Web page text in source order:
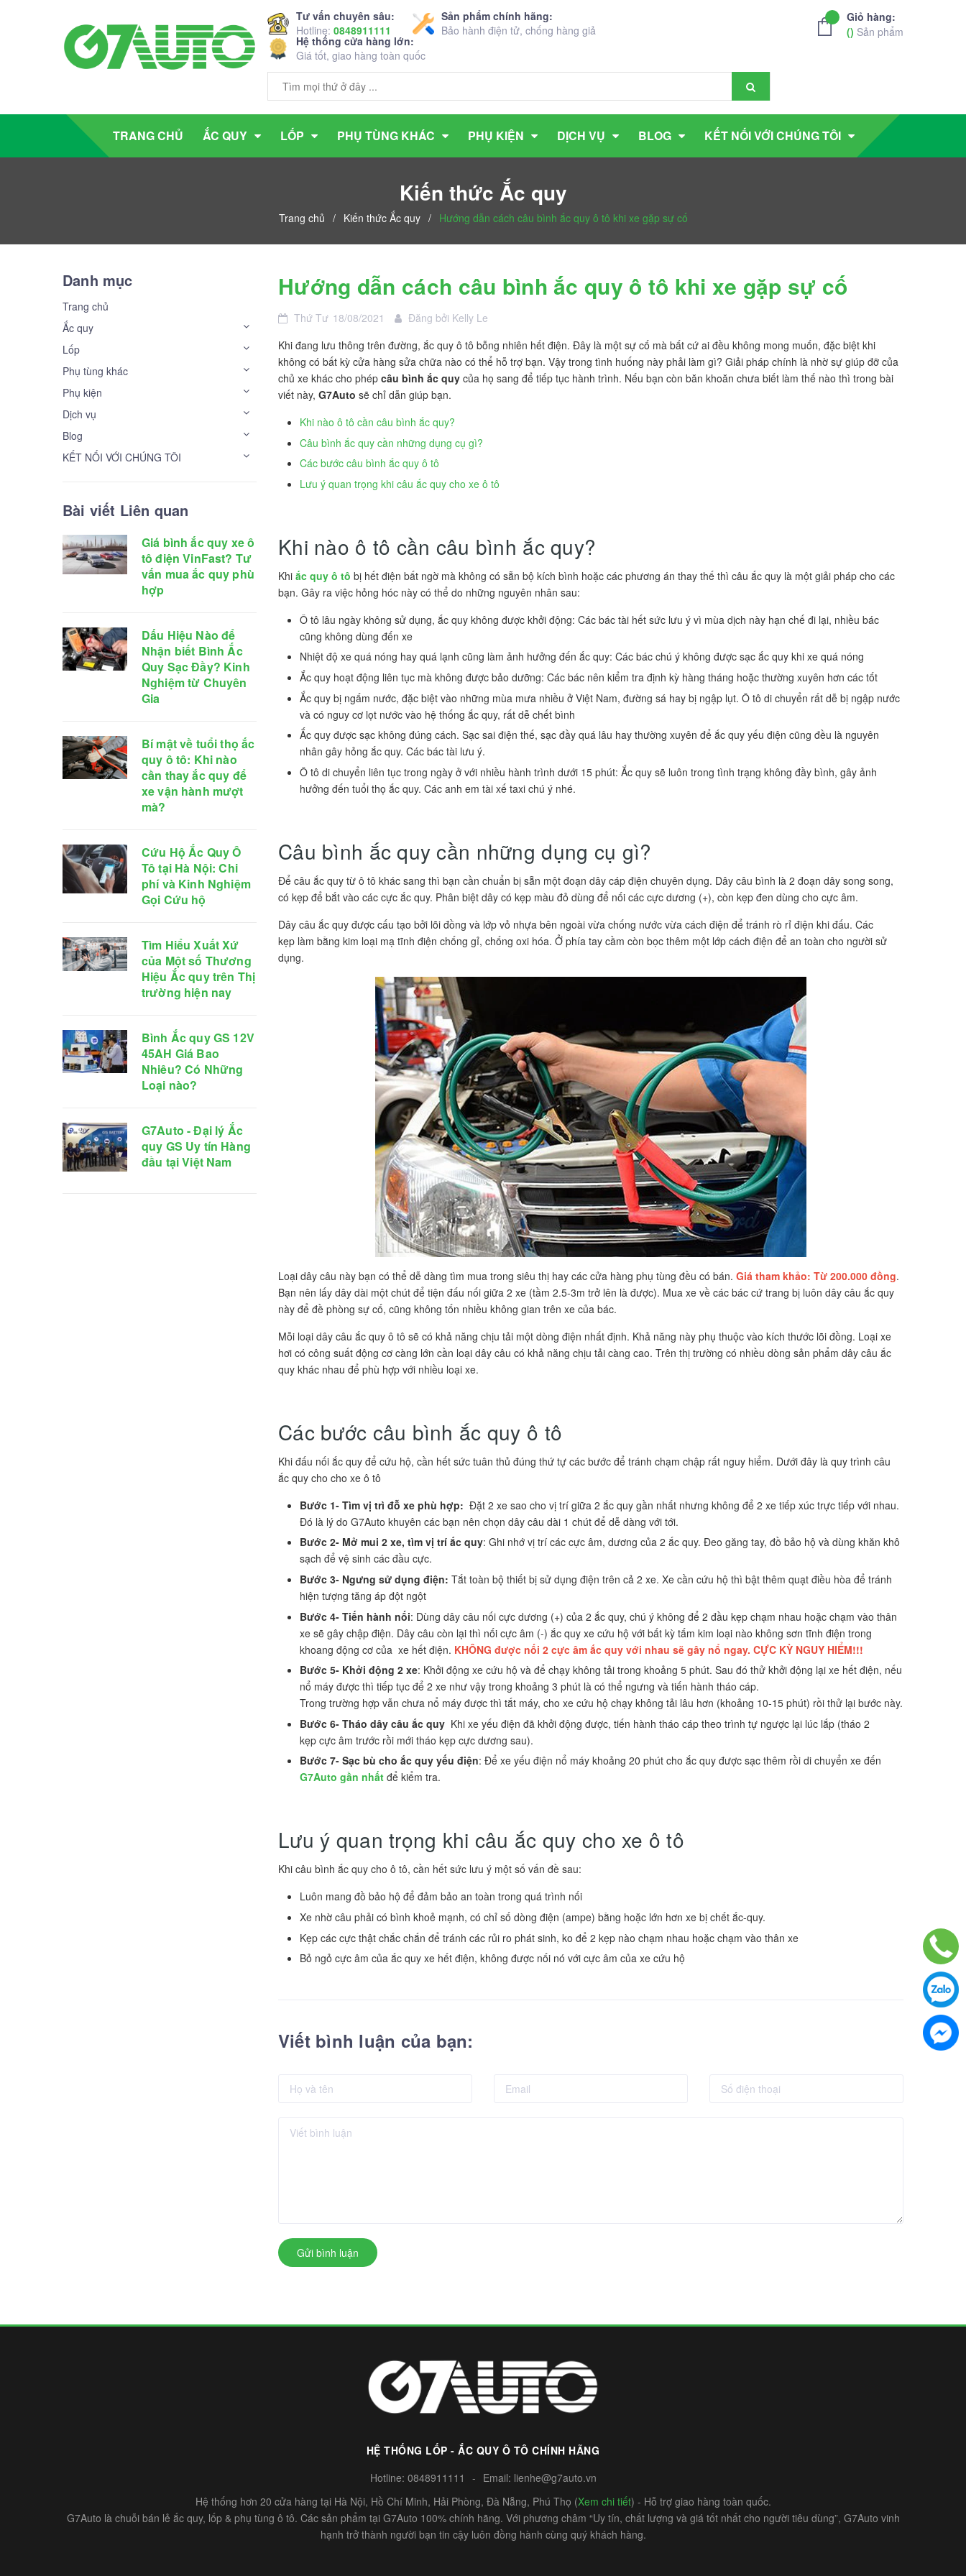
Tư vấn chuyên sâu:
Hotline: 0848911111
Sản phẩm chính hãng:
Bảo hành điện tử, chống hàng giả
Hệ thống cửa hàng lớn:
Giá tốt, giao hàng toàn quốc
Giỏ hàng:
() Sản phẩm
TRANG CHỦ ẮC QUY LỐP PHỤ TÙNG KHÁC PHỤ KIỆN DỊCH VỤ BLOG KẾT NỐI VỚI CHÚNG TÔI
Kiến thức Ắc quy
Trang chủ / Kiến thức Ắc quy / Hướng dẫn cách câu bình ắc quy ô tô khi xe gặp sự cố
Hướng dẫn cách câu bình ắc quy ô tô khi xe gặp sự cố
Thứ Tư 18/08/2021 Đăng bởi Kelly Le
Khi đang lưu thông trên đường, ắc quy ô tô bỗng nhiên hết điện. Đây là một sự cố mà bất cứ ai đều không mong muốn, đặc biệt khi
không có bất kỳ cửa hàng sửa chữa nào có thể hỗ trợ bạn. Vậy trong tình huống này phải làm gì? Giải pháp chính là nhờ sự giúp đỡ của
chủ xe khác cho phép câu bình ắc quy của họ sang để tiếp tục hành trình. Nếu bạn còn băn khoăn chưa biết làm thế nào thì trong bài
viết này, G7Auto sẽ chỉ dẫn giúp bạn.
Khi nào ô tô cần câu bình ắc quy?
Câu bình ắc quy cần những dụng cụ gì?
Các bước câu bình ắc quy ô tô
Lưu ý quan trọng khi câu ắc quy cho xe ô tô
Khi nào ô tô cần câu bình ắc quy?
Khi ắc quy ô tô bị hết điện bất ngờ mà không có sẵn bộ kích bình hoặc các phương án thay thế thì câu ắc quy là một giải pháp cho các
bạn. Gây ra việc hỏng hóc này có thể do những nguyên nhân sau:
Ô tô lâu ngày không sử dụng, ắc quy không được khởi động: Các bác tài hết sức lưu ý vì mùa dịch này hạn chế đi lại, nhiều bác
cũng không dùng đến xe
Nhiệt độ xe quá nóng hay quá lạnh cũng làm ảnh hưởng đến ắc quy: Các bác chú ý không được sạc ắc quy khi xe quá nóng
Ắc quy hoạt động liên tục mà không được bảo dưỡng: Các bác nên kiểm tra định kỳ hàng tháng hoặc thường xuyên hơn các tốt
Ắc quy bị ngấm nước, đặc biệt vào những mùa mưa nhiều ở Việt Nam, đường sá hay bị ngập lụt. Ô tô di chuyển rất dễ bị ngập nước
và có nguy cơ lọt nước vào hệ thống ắc quy, rất dễ chết bình
Ắc quy được sạc không đúng cách. Sạc sai điện thế, sạc đầy quá lâu hay thường xuyên để ắc quy yếu điện cũng đều là nguyên
nhân gây hỏng ắc quy. Các bác tài lưu ý.
Ô tô di chuyển liên tục trong ngày ở với nhiều hành trình dưới 15 phút: Ắc quy sẽ luôn trong tình trạng không đầy bình, gây ảnh
hưởng đến tuổi thọ ắc quy. Các anh em tài xế taxi chú ý nhé.
Câu bình ắc quy cần những dụng cụ gì?
Để câu ắc quy từ ô tô khác sang thì bạn cần chuẩn bị sẵn một đoạn dây cáp điện chuyên dụng. Dây câu bình là 2 đoạn dây song song,
có kẹp để bắt vào các cực ắc quy. Phân biệt dây có kẹp màu đỏ dùng để nối các cực dương (+), còn kẹp đen dùng cho cực âm.
Dây câu ắc quy được cấu tạo bởi lõi đồng và lớp vỏ nhựa bên ngoài vừa chống nước vừa cách điện để tránh rò rỉ điện khi đấu. Các
kẹp làm bằng kim loại mạ tĩnh điện chống gỉ, chống oxi hóa. Ở phía tay cầm còn bọc thêm một lớp cách điện để an toàn cho người sử
dụng.
Loại dây câu này bạn có thể dễ dàng tìm mua trong siêu thị hay các cửa hàng phụ tùng đều có bán. Giá tham khảo: Từ 200.000 đồng.
Bạn nên lấy dây dài một chút để tiện đấu nối giữa 2 xe (tầm 2.5-3m trở lên là được). Mua xe về các bác cứ trang bị luôn dây câu ắc quy
này để đề phòng sự cố, cũng không tốn nhiều không gian trên xe của bác.
Mỗi loại dây câu ắc quy ô tô sẽ có khả năng chịu tải một dòng điện nhất định. Khả năng này phụ thuộc vào kích thước lõi đồng. Loại xe
hơi có công suất động cơ càng lớn cần loại dây câu có khả năng chịu tải càng cao. Trên thị trường có nhiều dòng sản phẩm dây câu ắc
quy khác nhau để phù hợp với nhiều loại xe.
Các bước câu bình ắc quy ô tô
Khi đấu nối ắc quy để cứu hộ, cần hết sức tuân thủ đúng thứ tự các bước để tránh chạm chập rất nguy hiểm. Dưới đây là quy trình câu
ắc quy cho cho xe ô tô
Bước 1- Tìm vị trì đỗ xe phù hợp: Đặt 2 xe sao cho vị trí giữa 2 ắc quy gần nhất nhưng không để 2 xe tiếp xúc trực tiếp với nhau.
Đó là lý do G7Auto khuyên các bạn nên chọn dây câu dài 1 chút để dễ dàng với tới.
Bước 2- Mở mui 2 xe, tìm vị trí ắc quy: Ghi nhớ vị trí các cực âm, dương của 2 ắc quy. Đeo găng tay, đồ bảo hộ và dùng khăn khô
sạch để vệ sinh các đầu cực.
Bước 3- Ngưng sử dụng điện: Tắt toàn bộ thiết bị sử dụng điện trên cả 2 xe. Xe cần cứu hộ thì bật thêm quạt điều hòa để tránh
hiện tượng tăng áp đột ngột
Bước 4- Tiến hành nối: Dùng dây câu nối cực dương (+) của 2 ắc quy, chú ý không để 2 đầu kẹp chạm nhau hoặc chạm vào thân
xe sẽ gây chập điện. Dây câu còn lại thì nối cực âm (-) ắc quy xe cứu hộ với bất kỳ tấm kim loại nào không sơn tĩnh điện trong
khoang động cơ của xe hết điện. KHÔNG được nối 2 cực âm ắc quy với nhau sẽ gây nổ ngay. CỰC KỲ NGUY HIỂM!!!
Bước 5- Khởi động 2 xe: Khởi động xe cứu hộ và để chạy không tải trong khoảng 5 phút. Sau đó thử khởi động lại xe hết điện, nếu
nổ máy được thì tiếp tục để 2 xe như vậy trong khoảng 3 phút là có thể ngưng và tiến hành tháo cáp.
Trong trường hợp vẫn chưa nổ máy được thì tắt máy, cho xe cứu hộ chạy không tải lâu hơn (khoảng 10-15 phút) rồi thử lại bước này.
Bước 6- Tháo dây câu ắc quy Khi xe yếu điện đã khởi động được, tiến hành tháo cáp theo trình tự ngược lại lúc lắp (tháo 2
kẹp cực âm trước rồi mới tháo kẹp cực dương sau).
Bước 7- Sạc bù cho ắc quy yếu điện: Để xe yếu điện nổ máy khoảng 20 phút cho ắc quy được sạc thêm rồi di chuyển xe đến
G7Auto gần nhất để kiểm tra.
Lưu ý quan trọng khi câu ắc quy cho xe ô tô
Khi câu bình ắc quy cho ô tô, cần hết sức lưu ý một số vấn đề sau:
Luôn mang đồ bảo hộ để đảm bảo an toàn trong quá trình nối
Xe nhờ câu phải có bình khoẻ mạnh, có chỉ số dòng điện (ampe) bằng hoặc lớn hơn xe bị chết ắc-quy.
Kẹp các cực thật chắc chắn để tránh các rủi ro phát sinh, ko để 2 kẹp nào chạm nhau hoặc chạm vào thân xe
Bỏ ngỏ cực âm của ắc quy xe hết điện, không được nối nó với cực âm của xe cứu hộ
Viết bình luận của bạn:
Gửi bình luận
Danh mục
Trang chủ
Ắc quy
Lốp
Phụ tùng khác
Phụ kiện
Dịch vụ
Blog
KẾT NỐI VỚI CHÚNG TÔI
Bài viết Liên quan
Giá bình ắc quy xe ô
tô điện VinFast? Tư
vấn mua ắc quy phù
hợp
Dấu Hiệu Nào để
Nhận biết Bình Ắc
Quy Sạc Đầy? Kinh
Nghiệm từ Chuyên
Gia
Bí mật về tuổi thọ ắc
quy ô tô: Khi nào
cần thay ắc quy để
xe vận hành mượt
mà?
Cứu Hộ Ắc Quy Ô
Tô tại Hà Nội: Chi
phí và Kinh Nghiệm
Gọi Cứu hộ
Tìm Hiểu Xuất Xứ
của Một số Thương
Hiệu Ắc quy trên Thị
trường hiện nay
Bình Ắc quy GS 12V
45AH Giá Bao
Nhiêu? Có Những
Loại nào?
G7Auto - Đại lý Ắc
quy GS Uy tín Hàng
đầu tại Việt Nam
HỆ THỐNG LỐP - ẮC QUY Ô TÔ CHÍNH HÃNG
Hotline: 0848911111 - Email: lienhe@g7auto.vn
Hệ thống hơn 20 cửa hàng tại Hà Nội, Hồ Chí Minh, Hải Phòng, Đà Nẵng, Phú Thọ (Xem chi tiết) - Hỗ trợ giao hàng toàn quốc.
G7Auto là chuỗi bán lẻ ắc quy, lốp & phụ tùng ô tô. Các sản phẩm tại G7Auto 100% chính hãng. Với phương châm “Uy tín, chất lượng và giá tốt nhất cho người tiêu dùng”, G7Auto vinh
hạnh trở thành người bạn tin cậy luôn đồng hành cùng quý khách hàng.